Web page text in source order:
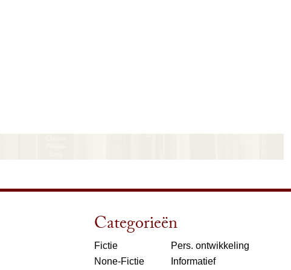
Categorieën
Fictie
None-Fictie
Pers. ontwikkeling
Informatief